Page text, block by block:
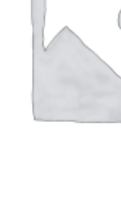
Rp
TAMBAH KE